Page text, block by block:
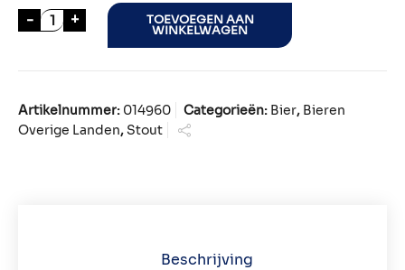
- KILKENNY 30LTR aantal
+ TOEVOEGEN AAN
WINKELWAGEN
Artikelnummer: 014960 Categorieën: Bier, Bieren
Overige Landen, Stout
Beschrijving